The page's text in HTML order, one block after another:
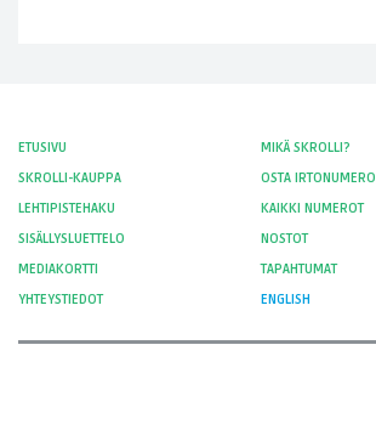
ETUSIVU
MIKÄ SKROLLI?
SKROLLI-KAUPPA
OSTA IRTONUMERO
LEHTIPISTEHAKU
KAIKKI NUMEROT
SISÄLLYSLUETTELO
NOSTOT
MEDIAKORTTI
TAPAHTUMAT
YHTEYSTIEDOT
ENGLISH